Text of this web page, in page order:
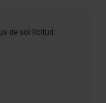
de sol·licitud: